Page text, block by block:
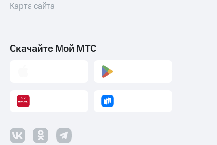
Карта сайта
Скачайте Мой МТС